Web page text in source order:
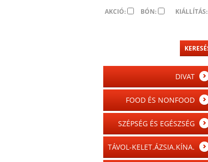
AKCIÓ: BÓN: KIÁLLÍTÁS:
DIVAT
FOOD ÉS NONFOOD
SZÉPSÉG ÉS EGÉSZSÉG
TÁVOL-KELET.ÁZSIA.KÍNA.